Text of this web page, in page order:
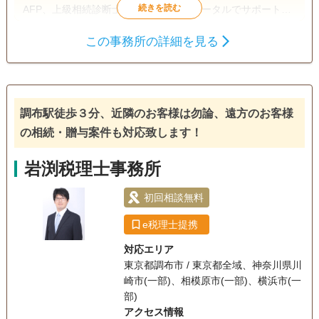
AFP、上級相続診断士の資格も活かしトータルでサポートい
生前贈与
電話相談可 訪問可 土日相談可 初回相談無料
18時以降相談可 事務所面談可
この事務所の詳細を見る
調布駅徒歩３分、近隣のお客様は勿論、遠方のお客様
の相続・贈与案件も対応致します！
岩渕税理士事務所
初回相談無料
e税理士提携
対応エリア
東京都調布市 / 東京都全域、神奈川県川
崎市(一部)、相模原市(一部)、横浜市(一
部)
アクセス情報